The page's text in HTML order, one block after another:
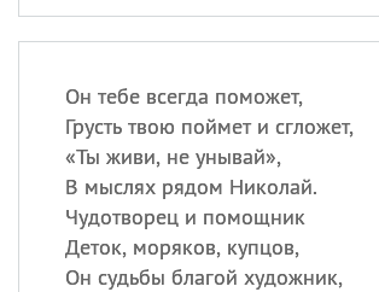
Он тебе всегда поможет,
Грусть твою поймет и сгложет,
«Ты живи, не унывай»,
В мыслях рядом Николай.
Чудотворец и помощник
Деток, моряков, купцов,
Он судьбы благой художник,